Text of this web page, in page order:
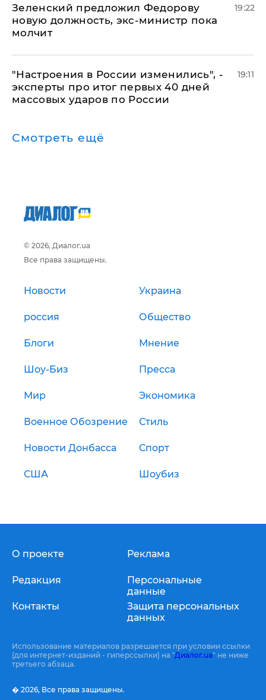
Зеленский предложил Федорову
новую должность, экс-министр пока
молчит
19:22
"Настроения в России изменились", -
эксперты про итог первых 40 дней
массовых ударов по России
19:11
Смотреть ещё
© 2026, Диалог.ua
Все права защищены.
Новости Украина
россия Общество
Блоги Мнение
Шоу-Биз Пресса
Мир Экономика
Военное Обозрение Стиль
Новости Донбасса Спорт
США Шоубиз
О проекте
Редакция
Контакты
Реклама
Персональные
данные
Защита персональных
данных
Использование материалов разрешается при условии ссылки
(для интернет-изданий - гиперссылки) на "Диалог.ua" не ниже
третьего абзаца.
� 2026, Все права защищены.